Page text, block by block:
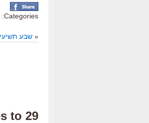
Categories:
« שבע
29 Responses to “הורדות ידיים”